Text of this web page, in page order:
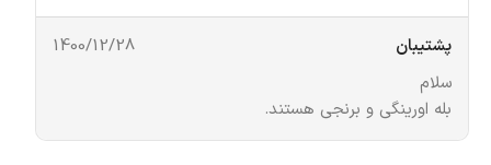
پشتیبان
1400/12/28
سلام
بله اورینگی و برنجی هستند.